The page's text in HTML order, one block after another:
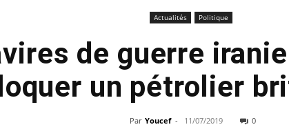
Actualités Politique
de guerre
un pétrolier
Par Youcef - 11/07/2019 0